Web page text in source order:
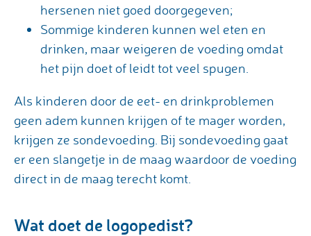
hersenen niet goed doorgegeven;
Sommige kinderen kunnen wel eten en
drinken, maar weigeren de voeding omdat
het pijn doet of leidt tot veel spugen.
Als kinderen door de eet- en drinkproblemen
geen adem kunnen krijgen of te mager worden,
krijgen ze sondevoeding. Bij sondevoeding gaat
er een slangetje in de maag waardoor de voeding
direct in de maag terecht komt.
Wat doet de logopedist?